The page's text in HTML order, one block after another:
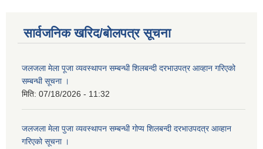
सार्वजनिक खरिद/बोलपत्र सूचना
जलजला मेला पूजा व्यवस्थापन सम्बन्धी शिलबन्दी दरभाउपत्र आव्हान गरिएको
सम्बन्धी सूचना ।
मिति: 07/18/2026 - 11:32
जलजला मेला पुजा व्यवस्थापन सम्बन्धी गोप्य शिलबन्दी दरभाउपदत्र आव्हान
गरिएको सूचना ।